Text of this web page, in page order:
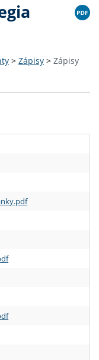
> Zápisy > Zápisy